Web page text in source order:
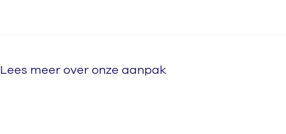
Lees meer over onze aanpak